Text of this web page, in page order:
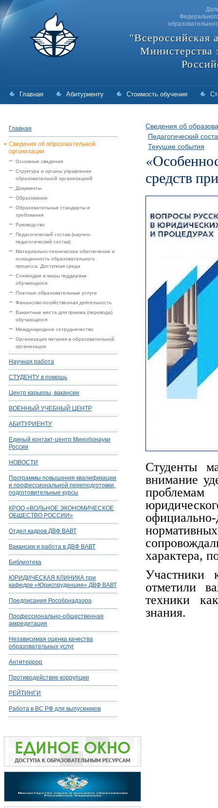
"Всероссийская
Министерства
Главная Абитуриенту Стоимость обучения
Главная
Сведения об образовательной
организации
Основные сведения
Структура и органы управления
образовательной организацией
Документы
Образование
Образовательные стандарты и
требования
Руководство
Педагогический состав (научно-
педагогический состав)
Материально-техническое обеспечение и
оснащенность образовательного
процесса. Доступная среда
Стипендии и меры поддержки
обучающихся
Платные образовательные услуги
Финансово-хозяйственная деятельность
Вакантные места для приема (перевода)
обучающихся
Международное сотрудничество
Организация питания в образовательной
организации
Научная работа
СТУДЕНТУ в помощь
Центр карьеры, вакансии
ВОЕННЫЙ УЧЕБНЫЙ ЦЕНТР
АБИТУРИЕНТУ
Единый контакт-центр Минобрнауки
России
НОВОСТИ
Программы повышения квалификации
и профессиональной переподготовки,
подготовительные курсы
КРОО «ВОЛЬНОЕ ЭКОНОМИЧЕСКОЕ
ОБЩЕСТВО РОССИИ»
Отдел кадров ДВФ ВАВТ
Вакансии и работа в ДВФ ВАВТ
Библиотека
ЮРИДИЧЕСКАЯ КЛИНИКА при
кафедре «Юриспруденция» ДВФ ВАВТ
Предписания Рособрнадзора
Профессионально-общественная
аккредитация
Независимая оценка качества
образовательных услуг
Антитеррор
Противодействие коррупции
РЕЙТИНГИ
Работа в ВС РФ для выпускников
Сведения об
Педагогический
Текущие события
средств
Студенты
внимание
характера,
Участники
отметили
техники
знания.